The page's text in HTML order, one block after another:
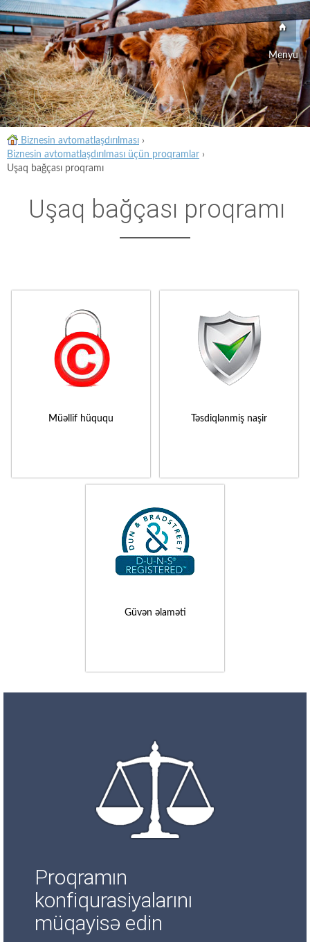
Menyu
Biznesin avtomatlaşdırılması ›
Biznesin avtomatlaşdırılması üçün proqramlar ›
Uşaq bağçası proqramı
Uşaq bağçası proqramı
Müəllif hüququ Təsdiqlənmiş naşir
Güvən əlaməti
Proqramın
konfiqurasiyalarını
müqayisə edin